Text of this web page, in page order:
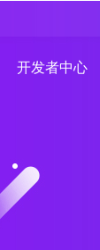
开发者中心